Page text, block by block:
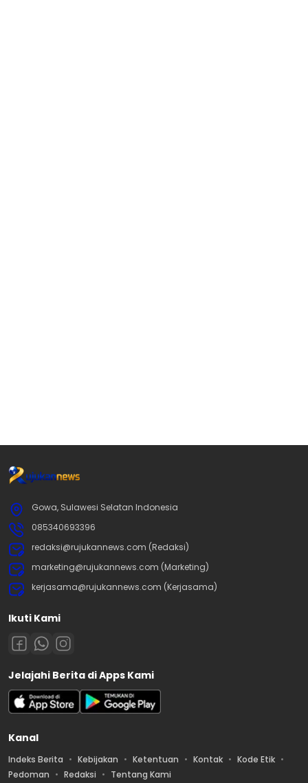
Gowa, Sulawesi Selatan Indonesia
085340693396
redaksi@rujukannews.com (Redaksi)
marketing@rujukannews.com (Marketing)
kerjasama@rujukannews.com (Kerjasama)
Ikuti Kami
Jelajahi Berita di Apps Kami
Kanal
Indeks Berita Kebijakan Ketentuan Kontak
Kode Etik
Pedoman
Redaksi Tentang Kami